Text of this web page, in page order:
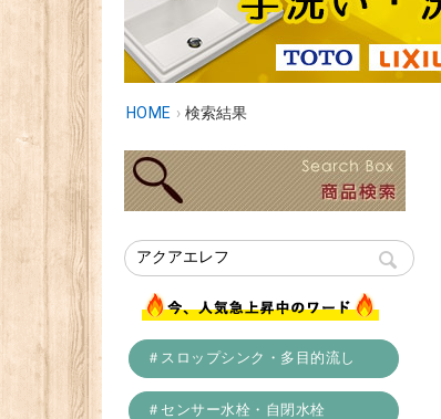
HOME › 検索結果
＃スロップシンク・多目的流し
＃センサー水栓・自閉水栓